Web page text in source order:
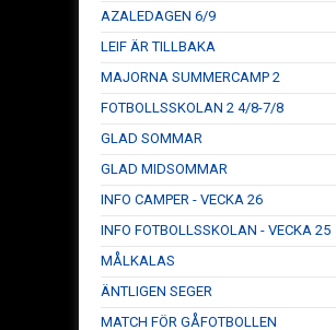
AZALEDAGEN 6/9
LEIF ÄR TILLBAKA
MAJORNA SUMMERCAMP 2
FOTBOLLSSKOLAN 2 4/8-7/8
GLAD SOMMAR
GLAD MIDSOMMAR
INFO CAMPER - VECKA 26
INFO FOTBOLLSSKOLAN - VECKA 25
MÅLKALAS
ÄNTLIGEN SEGER
MATCH FÖR GÅFOTBOLLEN